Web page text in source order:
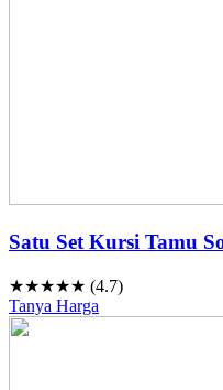
Satu Set Kursi Tamu
★★★★★ (4.7)
Tanya Harga